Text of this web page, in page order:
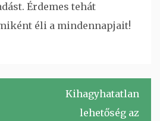
Érdemes tehát
éli a mindennapjait!
Kihagyhatatlan
lehetőség az